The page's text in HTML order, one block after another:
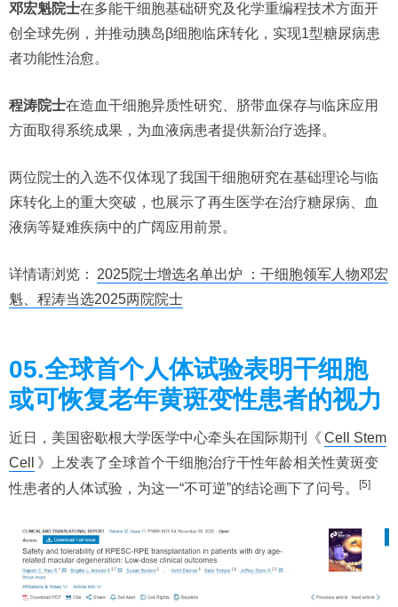
邓宏魁院士在多能干细胞基础研究及化学重编程技术方面开
创全球先例，并推动胰岛β细胞临床转化，实现1型糖尿病患
者功能性治愈。
程涛院士在造血干细胞异质性研究、脐带血保存与临床应用
方面取得系统成果，为血液病患者提供新治疗选择。
两位院士的入选不仅体现了我国干细胞研究在基础理论与临
床转化上的重大突破，也展示了再生医学在治疗糖尿病、血
液病等疑难疾病中的广阔应用前景。
详情请浏览： 2025院士增选名单出炉 ：干细胞领军人物邓宏
魁、程涛当选2025两院院士
05.全球首个人体试验表明干细胞
或可恢复老年黄斑变性患者的视力
近日，美国密歇根大学医学中心牵头在国际期刊《 Cell Stem
Cell
》上发表了全球首个干细胞治疗干性年龄相关性黄斑变
性患者的人体试验，为这一“不可逆”的结论画下了问号。
[5]